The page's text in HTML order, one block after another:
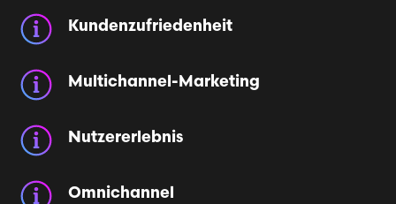
Kundenzufriedenheit
Multichannel-Marketing
Nutzererlebnis
Omnichannel